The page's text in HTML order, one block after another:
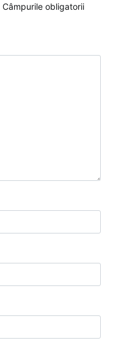
Câmpurile obligatorii